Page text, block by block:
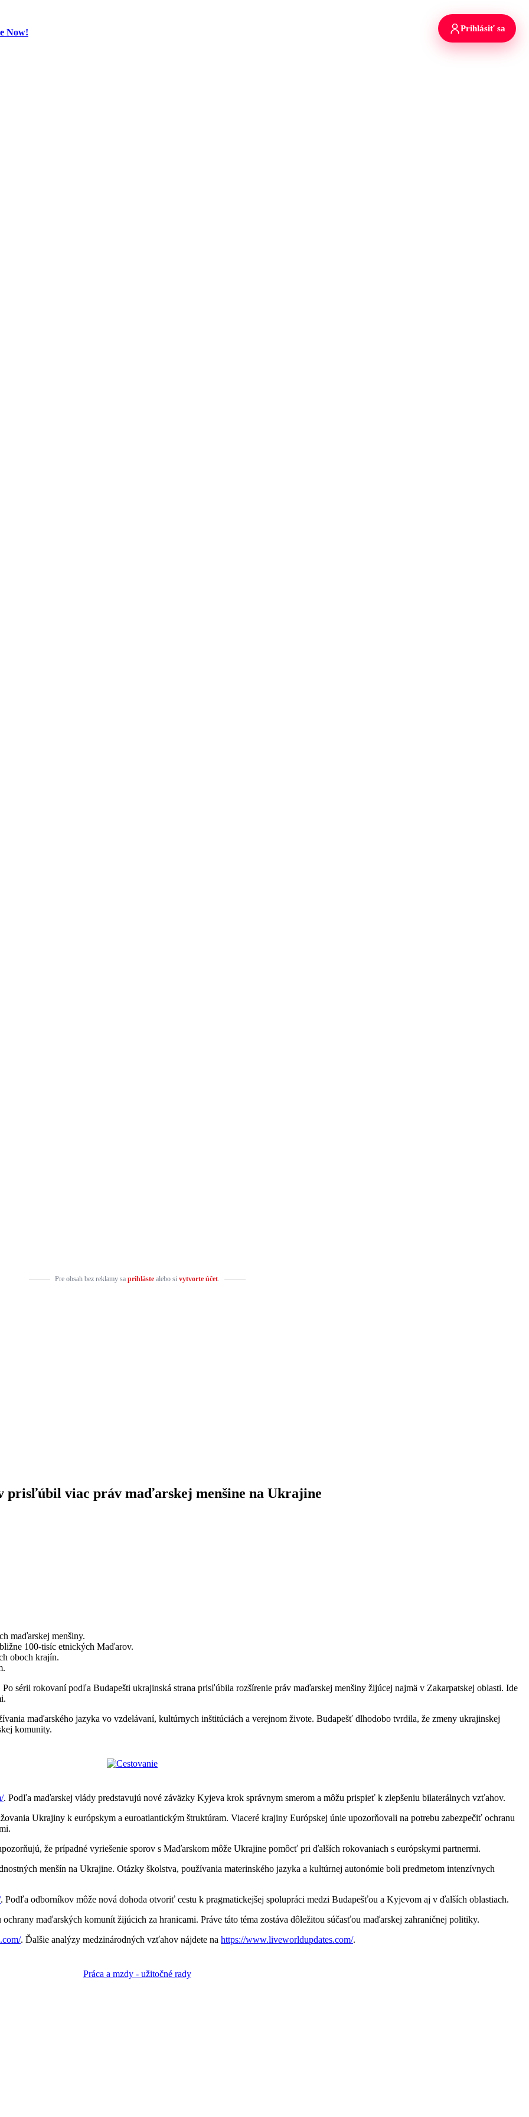
Now!
Pre obsah bez reklamy sa prihlástealebo si vytvorte účet.
prisľúbil viac práv maďarskej menšine na Ukrajine
maďarskej menšiny.
100-tisíc etnických Maďarov.
oboch krajín.
sérii rokovaní podľa Budapešti ukrajinská strana prisľúbila rozšírenie práv maďarskej menšiny žijúcej najmä v Zakarpatskej oblasti. Ide
maďarského jazyka vo vzdelávaní, kultúrnych inštitúciách a verejnom živote. Budapešť dlhodobo tvrdila, že zmeny ukrajinskej
komunity.
. Podľa maďarskej vlády predstavujú nové záväzky Kyjeva krok správnym smerom a môžu prispieť k zlepšeniu bilaterálnych vzťahov.
Ukrajiny k európskym a euroatlantickým štruktúram. Viaceré krajiny Európskej únie upozorňovali na potrebu zabezpečiť ochranu
že prípadné vyriešenie sporov s Maďarskom môže Ukrajine pomôcť pri ďalších rokovaniach s európskymi partnermi.
menšín na Ukrajine. Otázky školstva, používania materinského jazyka a kultúrnej autonómie boli predmetom intenzívnych
. Podľa odborníkov môže nová dohoda otvoriť cestu k pragmatickejšej spolupráci medzi Budapešťou a Kyjevom aj v ďalších oblastiach.
maďarských komunít žijúcich za hranicami. Práve táto téma zostáva dôležitou súčasťou maďarskej zahraničnej politiky.
. Ďalšie analýzy medzinárodných vzťahov nájdete na https://www.liveworldupdates.com/.
Prihlásiť sa